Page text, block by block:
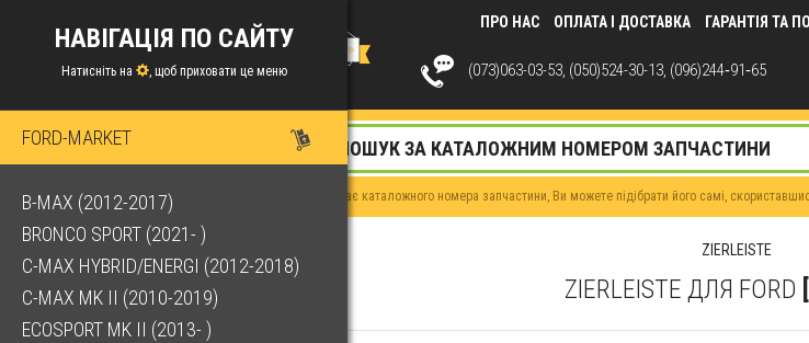
ПРО НАС ОПЛАТА І ДОСТАВКА ГАРАНТІЯ ТА
(073)063-03-53, (050)524-30-13, (096)244‑91‑65
НАВІГАЦІЯ ПО САЙТУ
Натисніть на , щоб приховати це меню
FORD-MARKET
B-MAX (2012-2017)
BRONCO SPORT (2021- )
C-MAX HYBRID/ENERGI (2012-2018)
C-MAX MK II (2010-2019)
ECOSPORT MK II (2013- )
Якщо у Вас немає каталожного номера запчастини, Ви можете підібрати його самі,
ZIERLEISTE
ZIERLEISTE ДЛЯ FORD